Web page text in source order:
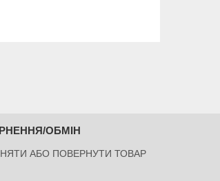
ОБМІН
АБО ПОВЕРНУТИ ТОВАР